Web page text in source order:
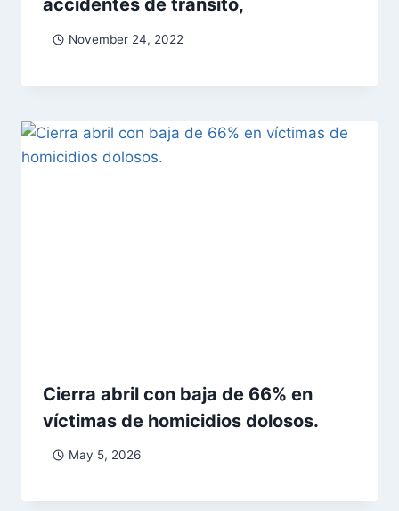
accidentes de transito,
November 24, 2022
Cierra abril con baja de 66% en
víctimas de homicidios dolosos.
May 5, 2026